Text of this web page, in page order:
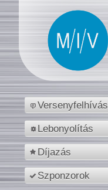
Versenyfelhívás
Lebonyolítás
Díjazás
Szponzorok